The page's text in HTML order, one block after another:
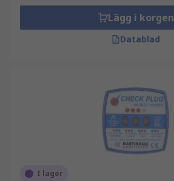
Lägg i korgen
Datablad
I lager